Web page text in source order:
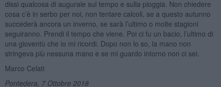
dissi qualcosa di augurale sul tempo e sulla pioggia. Non chiedere
cosa c’è in serbo per noi, non tentare calcoli, se a questo autunno
succederà ancora un inverno, se sarà l’ultimo o molte stagioni
seguiranno. Prendi il tempo che viene. Poi ci fu un bacio, l’ultimo di
una gioventù che io mi ricordi. Dopo non lo so, la mano non
stringeva più nessuna mano e se mi guardo intorno non ci sei.
Marco Celati
Pontedera, 7 Ottobre 2018